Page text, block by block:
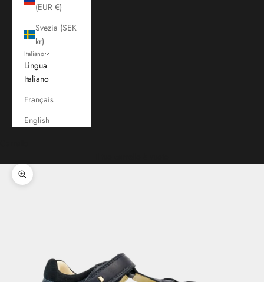
(EUR €)
Svezia (SEK
kr)
Italiano
Lingua
Italiano
Français
English
Ingrandisci immagine